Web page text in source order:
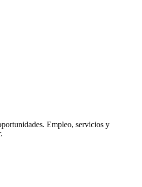
Empleo, servicios y